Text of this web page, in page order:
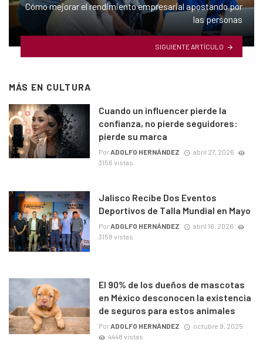
Cómo mejorar el rendimiento empresarial apostando por
las personas
SIGUIENTE ARTÍCULO
MÁS EN CULTURA
Cuando un influencer pierde la
confianza, no pierde seguidores:
pierde su marca
PorADOLFO HERNÁNDEZ
abril 27, 2026
3156 vistas
Jalisco Recibe Dos Eventos
Deportivos de Talla Mundial en Mayo
PorADOLFO HERNÁNDEZ
abril 16, 2026
3158 vistas
El 90% de los dueños de mascotas
en México desconocen la existencia
de seguros para estos animales
PorADOLFO HERNÁNDEZ
octubre 9, 2025
4448 vistas